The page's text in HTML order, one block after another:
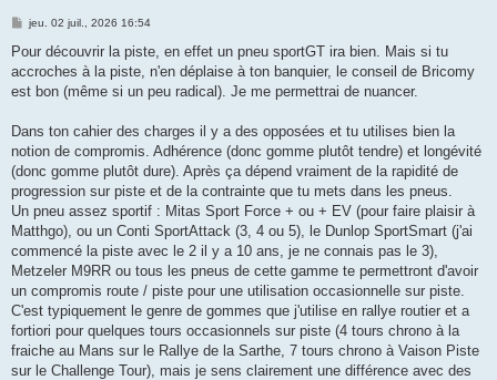
M
s
a
g
jeu. 02 juil., 2026 16:54
Pour découvrir la piste, en effet un pneu sportGT ira bien. Mais si tu
accroches à la piste, n'en déplaise à ton banquier, le conseil de Bricomy
est bon (même si un peu radical). Je me permettrai de nuancer.
Dans ton cahier des charges il y a des opposées et tu utilises bien la
notion de compromis. Adhérence (donc gomme plutôt tendre) et longévité
(donc gomme plutôt dure). Après ça dépend vraiment de la rapidité de
progression sur piste et de la contrainte que tu mets dans les pneus.
Un pneu assez sportif : Mitas Sport Force + ou + EV (pour faire plaisir à
Matthgo), ou un Conti SportAttack (3, 4 ou 5), le Dunlop SportSmart (j'ai
commencé la piste avec le 2 il y a 10 ans, je ne connais pas le 3),
Metzeler M9RR ou tous les pneus de cette gamme te permettront d'avoir
un compromis route / piste pour une utilisation occasionnelle sur piste.
C'est typiquement le genre de gommes que j'utilise en rallye routier et a
fortiori pour quelques tours occasionnels sur piste (4 tours chrono à la
fraiche au Mans sur le Rallye de la Sarthe, 7 tours chrono à Vaison Piste
sur le Challenge Tour), mais je sens clairement une différence avec des